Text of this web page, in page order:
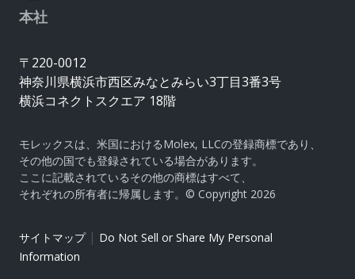
本社
〒220-0012
神奈川県横浜市西区みなとみらい3丁目3番3号
横浜コネクトスクエア 18階
モレックスは、米国におけるMolex, LLCの登録商標であり、
その他の国でも登録されている場合があります。
ここに記載されているその他の商標はすべて、
それぞれの所有者に帰属します。© Copyright 2026
サイトマップ| Do Not Sell or Share My Personal
Information